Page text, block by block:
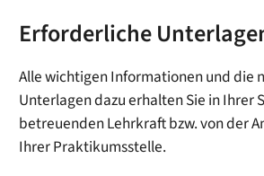
Erforderliche
Alle wichtigen Informationen und die
Unterlagen dazu erhalten Sie in Ihrer
betreuenden Lehrkraft bzw. von der
Ihrer Praktikumsstelle.